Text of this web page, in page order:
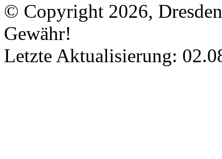
© Copyright 2026,
Gewähr!
Letzte Aktualisierung: